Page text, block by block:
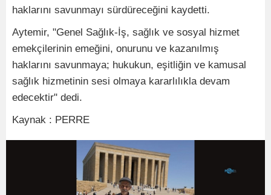
haklarını savunmayı sürdüreceğini kaydetti.
Aytemir, "Genel Sağlık-İş, sağlık ve sosyal hizmet
emekçilerinin emeğini, onurunu ve kazanılmış
haklarını savunmaya; hukukun, eşitliğin ve kamusal
sağlık hizmetinin sesi olmaya kararlılıkla devam
edecektir" dedi.
Kaynak : PERRE